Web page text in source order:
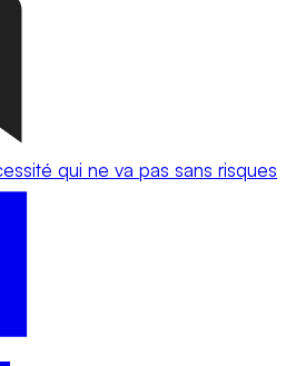
qui ne va pas sans risques